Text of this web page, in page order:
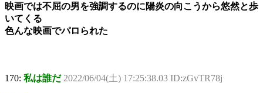
映画では不屈の男を強調するのに陽炎の向こうから悠然と歩
いてくる
色んな映画でパロられた
170: 私は誰だ 2022/06/04(土) 17:25:38.03 ID:zGvTR78j